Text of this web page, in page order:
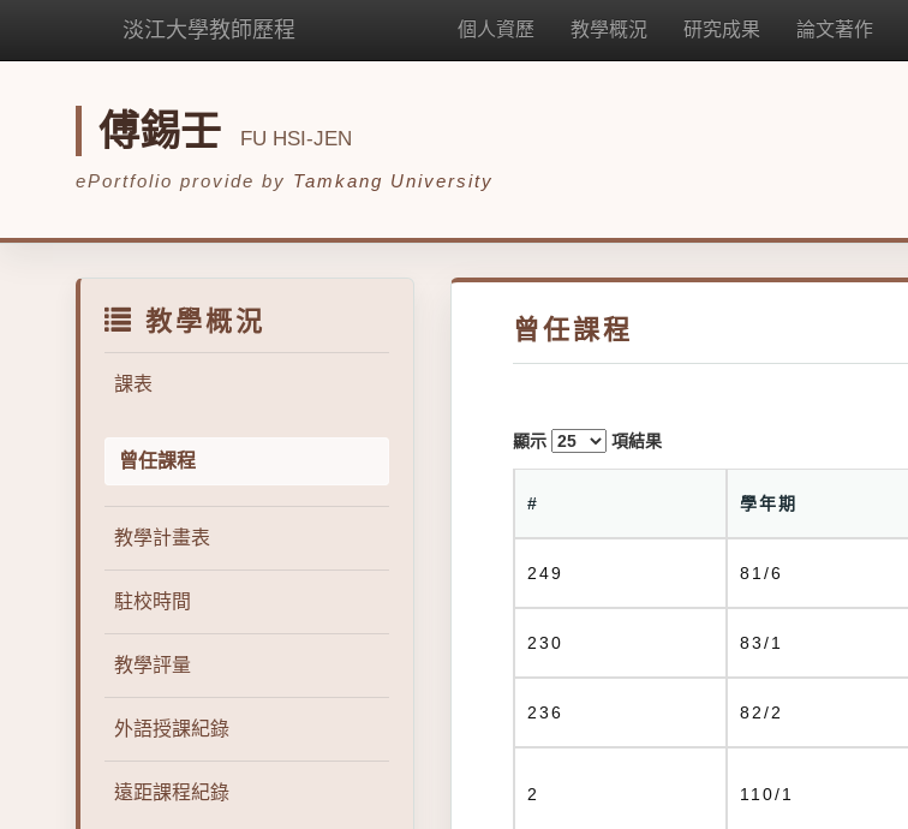
淡江大學教師歷程 個人資歷 教學概況 研究成果 論文著作
傅錫壬 FU HSI-JEN
ePortfolio provide by Tamkang University
教學概況
課表
曾任課程
教學計畫表
駐校時間
教學評量
外語授課紀錄
遠距課程紀錄
曾任課程
顯示 項結果
# 學年期
249 81/6
230 83/1
236 82/2
2 110/1